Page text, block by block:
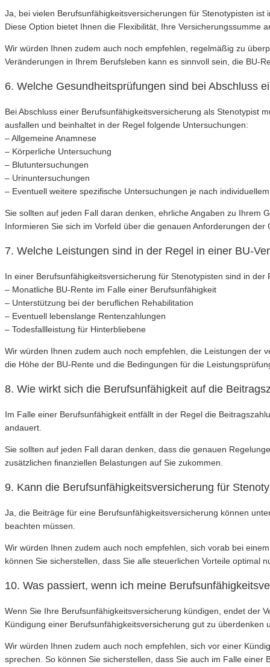
Ja, bei vielen Berufsunfähigkeitsversicherungen für Stenotypisten
Diese Option bietet Ihnen die Flexibilität, Ihre Versicherungssumme
Wir würden Ihnen zudem auch noch empfehlen, regelmäßig zu
Veränderungen in Ihrem Berufsleben kann es sinnvoll sein, die BU-
6. Welche Gesundheitsprüfungen sind bei Abschluss
Bei Abschluss einer Berufsunfähigkeitsversicherung als Stenotypist
ausfallen und beinhaltet in der Regel folgende Untersuchungen:
– Allgemeine Anamnese
– Körperliche Untersuchung
– Blutuntersuchungen
– Urinuntersuchungen
– Eventuell weitere spezifische Untersuchungen je nach
Sie sollten auf jeden Fall daran denken, ehrliche Angaben zu Ihrem
Informieren Sie sich im Vorfeld über die genauen Anforderungen der
7. Welche Leistungen sind in der Regel in einer BU-
In einer Berufsunfähigkeitsversicherung für Stenotypisten sind in
– Monatliche BU-Rente im Falle einer Berufsunfähigkeit
– Unterstützung bei der beruflichen Rehabilitation
– Eventuell lebenslange Rentenzahlungen
– Todesfallleistung für Hinterbliebene
Wir würden Ihnen zudem auch noch empfehlen, die Leistungen der
die Höhe der BU-Rente und die Bedingungen für die
8. Wie wirkt sich die Berufsunfähigkeit auf die
Im Falle einer Berufsunfähigkeit entfällt in der Regel die
andauert.
Sie sollten auf jeden Fall daran denken, dass die genauen
zusätzlichen finanziellen Belastungen auf Sie zukommen.
9. Kann die Berufsunfähigkeitsversicherung für
Ja, die Beiträge für eine Berufsunfähigkeitsversicherung können
beachten müssen.
Wir würden Ihnen zudem auch noch empfehlen, sich vorab bei
können Sie sicherstellen, dass Sie alle steuerlichen Vorteile optimal
10. Was passiert, wenn ich meine
Wenn Sie Ihre Berufsunfähigkeitsversicherung kündigen, endet der
Kündigung einer Berufsunfähigkeitsversicherung gut zu
Wir würden Ihnen zudem auch noch empfehlen, sich vor einer
sprechen. So können Sie sicherstellen, dass Sie auch im Falle einer